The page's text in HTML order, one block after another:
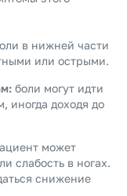
в нижней части
или острыми.
боли могут идти
иногда доходя до
может
слабость в ногах.
снижение